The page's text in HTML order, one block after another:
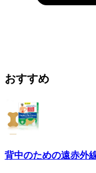
おすすめ
背中のための遠赤外